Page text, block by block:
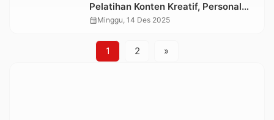
Pelatihan Konten Kreatif, Personal
Brending dan Menulis Berita
calendar_monthMinggu, 14 Des 2025
1 2 »